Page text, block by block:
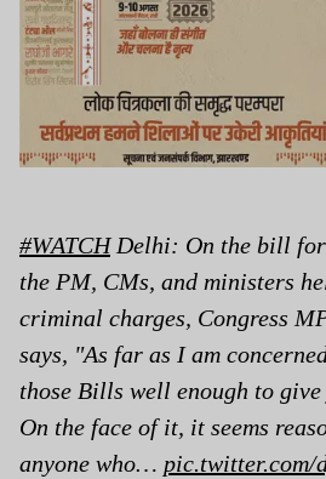
#WATCHDelhi: On the bill for
the PM, CMs, and ministers
criminal charges, Congress
says, "As far as I am
those Bills well enough to give
On the face of it, it seems
anyone who… pic.twitter.com/